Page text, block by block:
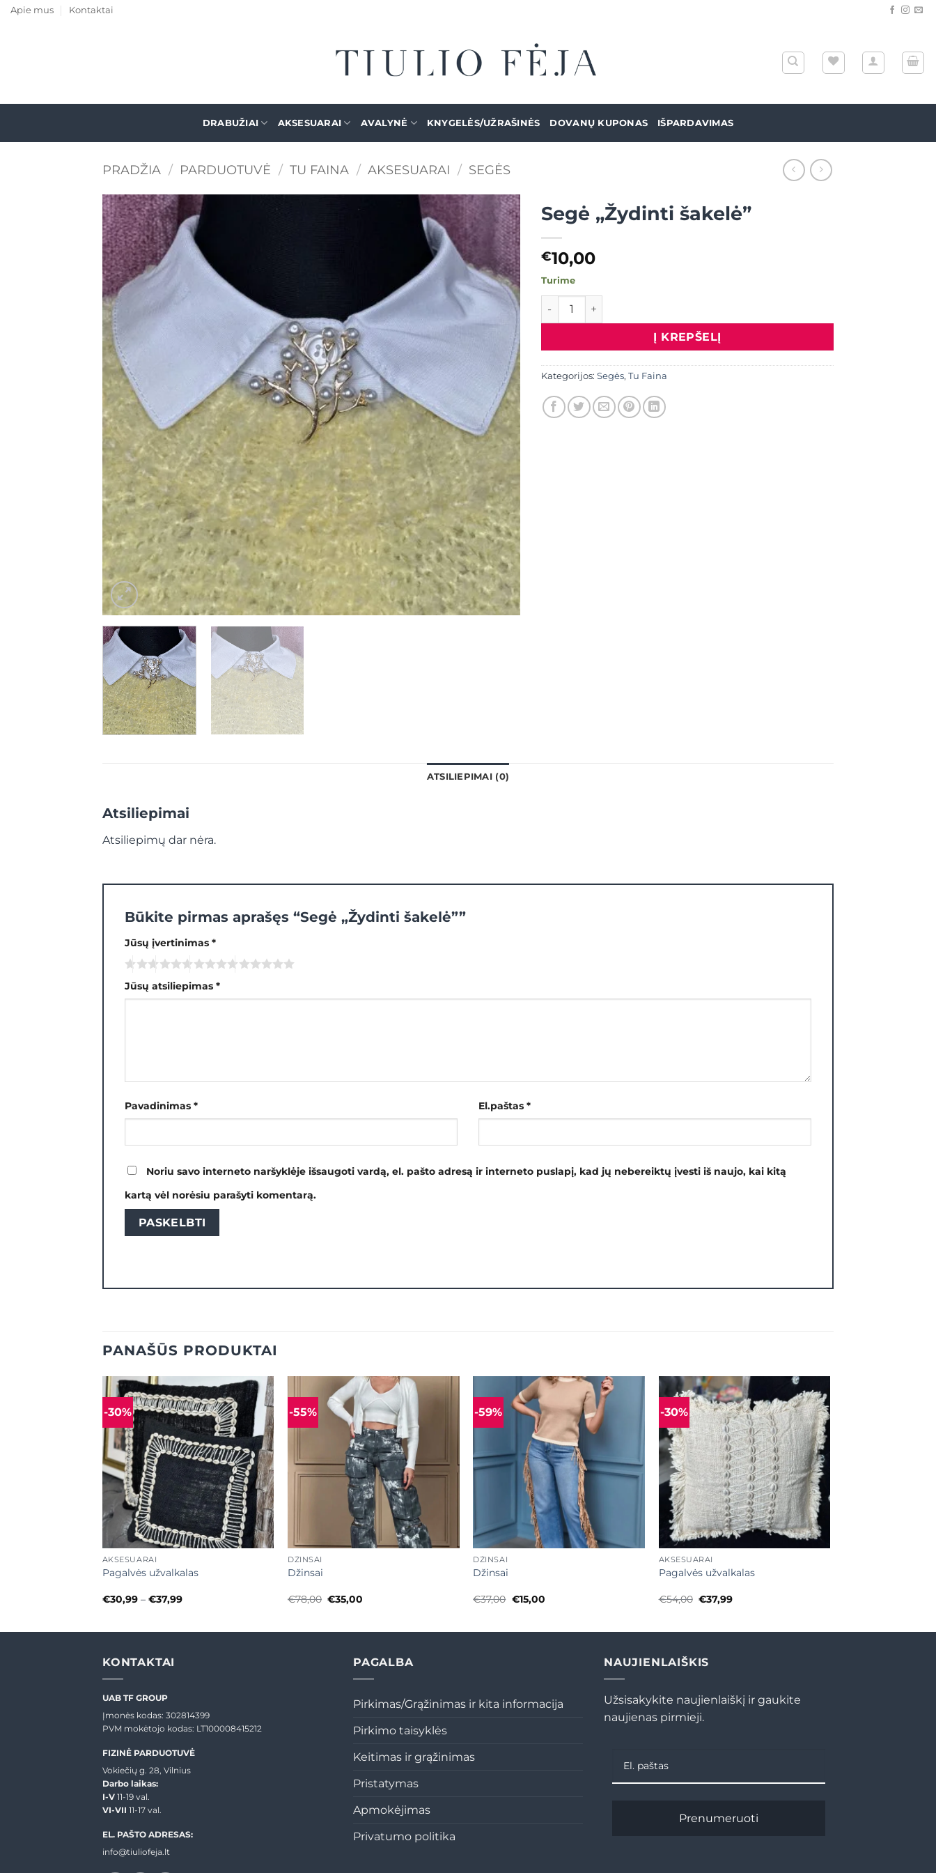
SkipApie mus Kontaktai
DRABUŽIAI AKSESUARAI AVALYNĖ KNYGELĖS/UŽRAŠINĖS DOVANŲ KUPONAS IŠPARDAVIMAS
PRADŽIA / PARDUOTUVĖ / TU FAINA / AKSESUARAI / SEGĖS
Mėgstamiausias
Segė „Žydinti šakelė”
€10,00
Turime
produkto kiekis: Segė "Žydinti šakelė"
Į KREPŠELĮ
Kategorijos: Segės, Tu Faina
ATSILIEPIMAI (0)
Atsiliepimai
Atsiliepimų dar nėra.
Būkite pirmas aprašęs “Segė „Žydinti šakelė””
Jūsų įvertinimas *
Jūsų atsiliepimas *
Pavadinimas * El.paštas *
Noriu savo interneto naršyklėje išsaugoti vardą, el. pašto adresą ir interneto puslapį, kad jų nebereiktų įvesti iš naujo, kai kitą
kartą vėl norėsiu parašyti komentarą.
PANAŠŪS PRODUKTAI
-30% Mėgstamiausias
+
AKSESUARAI
Pagalvės užvalkalas
€30,99 – €37,99Price
-55% Mėgstamiausias
DŽINSAI
Džinsai
€78,00 Original
price
€35,00
-59% Mėgstamiausias
+
DŽINSAI
Džinsai
€37,00 Original
price
€15,00Current
-30% Mėgstamiausias
+
AKSESUARAI
Pagalvės užvalkalas
€54,00 Original
price
€37,99Current
KONTAKTAI
UAB TF GROUP
Įmonės kodas: 302814399
PVM mokėtojo kodas: LT100008415212
FIZINĖ PARDUOTUVĖ
Vokiečių g. 28, Vilnius
Darbo laikas:
I-V 11-19 val.
VI-VII 11-17 val.
EL. PAŠTO ADRESAS:
info@tiuliofeja.lt
PAGALBA
Pirkimas/Grąžinimas ir kita informacija
Pirkimo taisyklės
Keitimas ir grąžinimas
Pristatymas
Apmokėjimas
Privatumo politika
NAUJIENLAIŠKIS
Užsisakykite naujienlaiškį ir gaukite
naujienas pirmieji.
Prenumeruoti